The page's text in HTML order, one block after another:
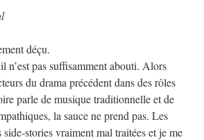
déçu.
n’est pas suffisamment abouti. Alors
du drama précédent dans des rôles
parle de musique traditionnelle et de
la sauce ne prend pas. Les
stories vraiment mal traitées et je me